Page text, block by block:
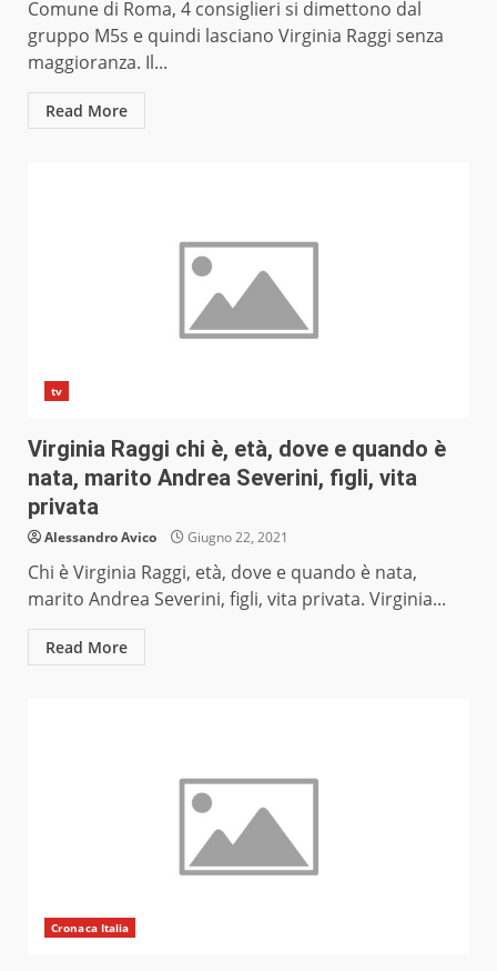
Comune di Roma, 4 consiglieri si dimettono dal
gruppo M5s e quindi lasciano Virginia Raggi senza
maggioranza. Il...
Read More
tv
Virginia Raggi chi è, età, dove e quando è
nata, marito Andrea Severini, figli, vita
privata
Alessandro Avico Giugno 22, 2021
Chi è Virginia Raggi, età, dove e quando è nata,
marito Andrea Severini, figli, vita privata. Virginia...
Read More
Cronaca Italia